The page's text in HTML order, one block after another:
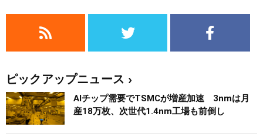
ピックアップニュース
AIチップ需要でTSMCが増産加速 3nmは月
産18万枚、次世代1.4nm工場も前倒し